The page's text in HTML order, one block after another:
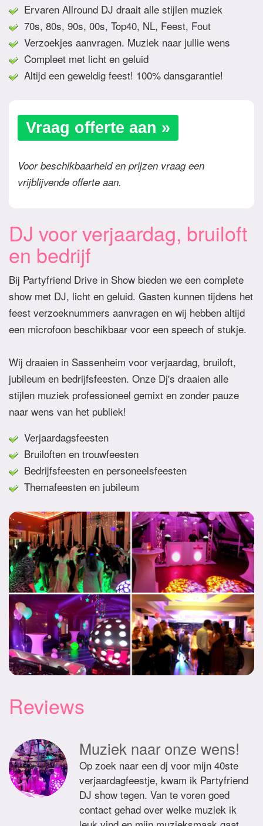
Ervaren Allround DJ draait alle stijlen muziek
70s, 80s, 90s, 00s, Top40, NL, Feest, Fout
Verzoekjes aanvragen. Muziek naar jullie wens
Compleet met licht en geluid
Altijd een geweldig feest! 100% dansgarantie!
Vraag offerte aan »
Voor beschikbaarheid en prijzen vraag een
vrijblijvende offerte aan.
DJ voor verjaardag, bruiloft
en bedrijf
Bij Partyfriend Drive in Show bieden we een complete
show met DJ, licht en geluid. Gasten kunnen tijdens het
feest verzoeknummers aanvragen en wij hebben altijd
een microfoon beschikbaar voor een speech of stukje.
Wij draaien in Sassenheim voor verjaardag, bruiloft,
jubileum en bedrijfsfeesten. Onze Dj's draaien alle
stijlen muziek professioneel gemixt en zonder pauze
naar wens van het publiek!
Verjaardagsfeesten
Bruiloften en trouwfeesten
Bedrijfsfeesten en personeelsfeesten
Themafeesten en jubileum
Reviews
Muziek naar onze wens!
Op zoek naar een dj voor mijn 40ste
verjaardagfeestje, kwam ik Partyfriend
DJ show tegen. Van te voren goed
contact gehad over welke muziek ik